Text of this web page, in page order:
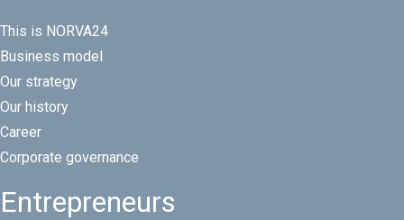
This is NORVA24
Business model
Our strategy
Our history
Career
Corporate governance
Entrepreneurs